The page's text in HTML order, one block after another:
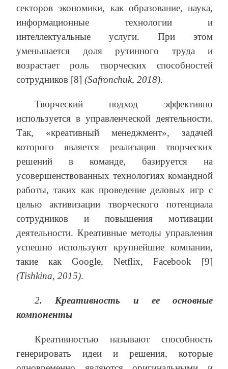
секторов экономики, как образование, наука,
информационные технологии и
интеллектуальные услуги. При этом
уменьшается доля рутинного труда и
возрастает роль творческих способностей
сотрудников [8] (Safronchuk, 2018).
Творческий подход эффективно
используется в управленческой деятельности.
Так, «креативный менеджмент», задачей
которого является реализация творческих
решений в команде, базируется на
усовершенствованных технологиях командной
работы, таких как проведение деловых игр с
целью активизации творческого потенциала
сотрудников и повышения мотивации
деятельности. Креативные методы управления
успешно используют крупнейшие компании,
такие как Google, Netflix, Facebook [9]
(Tishkina, 2015).
2. Креативность и ее основные
компоненты
Креативностью называют способность
генерировать идеи и решения, которые